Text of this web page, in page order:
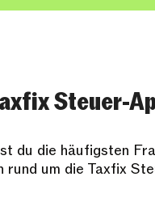
Steuer-
du die häufigsten
rund um die Taxfix